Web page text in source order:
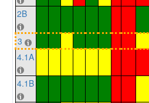
2B
3
4.1A
4.1B